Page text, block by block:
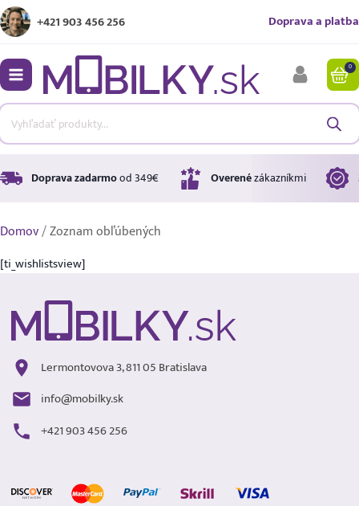
+421 903 456 256 Doprava a platba
0
Doprava zadarmood 349€ Overenézákazníkmi
Domov/Zoznam obľúbených
[ti_wishlistsview]
Lermontovova 3, 811 05 Bratislava
info@mobilky.sk
+421 903 456 256